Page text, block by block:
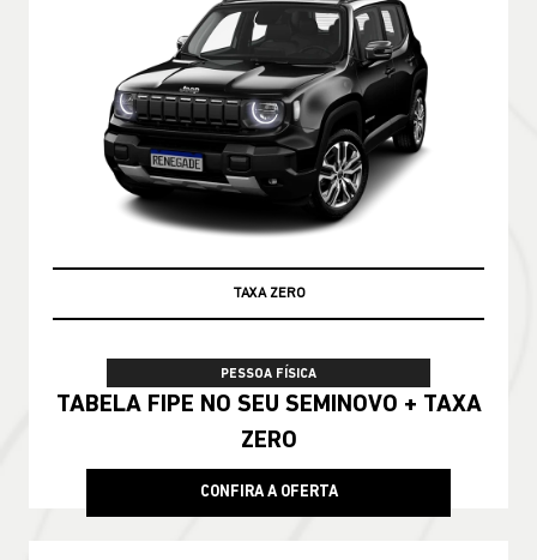
TAXA ZERO
PESSOA FÍSICA
TABELA FIPE NO SEU SEMINOVO + TAXA
ZERO
CONFIRA A OFERTA